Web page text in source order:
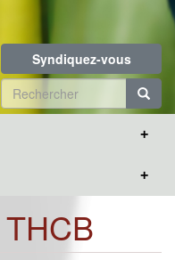
Syndiquez-vous
Formulaire
de